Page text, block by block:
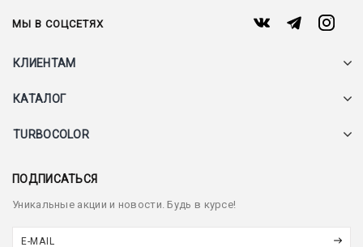
МЫ В СОЦСЕТЯХ
КЛИЕНТАМ
КАТАЛОГ
TURBOCOLOR
ПОДПИСАТЬСЯ
Уникальные акции и новости. Будь в курсе!